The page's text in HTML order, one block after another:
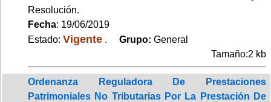
Resolución.
Fecha: 19/06/2019
Estado: Vigente . Grupo: General
Tamaño:2 kb
Ordenanza Reguladora De Prestaciones
Patrimoniales No Tributarias Por La Prestación De